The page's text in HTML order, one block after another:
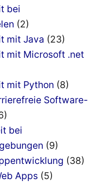
bei
(2)
mit Java (23)
mit Microsoft .net
mit Python (8)
Software-
bei
(9)
(38)
Apps (5)